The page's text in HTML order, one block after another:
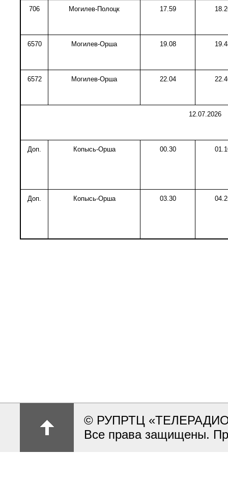
706 Могилев-Полоцк 17.59
6570 Могилев-Орша 19.08
6572 Могилев-Орша 22.04
12.07.2026
Доп. Копысь-Орша 00.30
Доп. Копысь-Орша 03.30
© РУПРТЦ
Все права защищены.